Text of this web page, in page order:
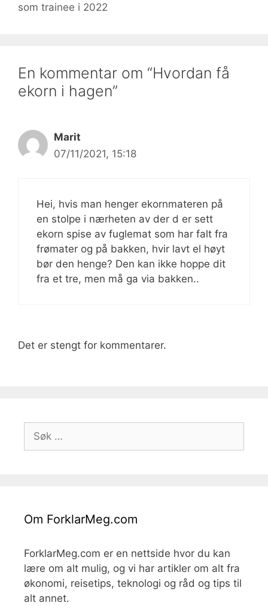
som trainee i 2022
En kommentar om “Hvordan få
ekorn i hagen”
Marit
07/11/2021, 15:18
Hei, hvis man henger ekornmateren på
en stolpe i nærheten av der d er sett
ekorn spise av fuglemat som har falt fra
frømater og på bakken, hvir lavt el høyt
bør den henge? Den kan ikke hoppe dit
fra et tre, men må ga via bakken..
Det er stengt for kommentarer.
etter:
Om ForklarMeg.com
ForklarMeg.com er en nettside hvor du kan
lære om alt mulig, og vi har artikler om alt fra
økonomi, reisetips, teknologi og råd og tips til
alt annet.